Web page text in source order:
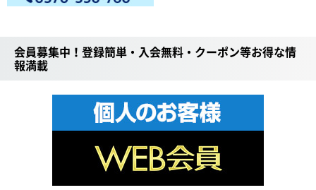
会員募集中！登録簡単・入会無料・クーポン等お得な情
報満載